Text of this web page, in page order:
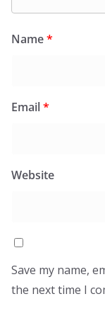
Name*
Email*
Website
Save my name,
the next time I